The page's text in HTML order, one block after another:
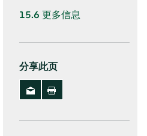
15.6 更多信息
分享此页